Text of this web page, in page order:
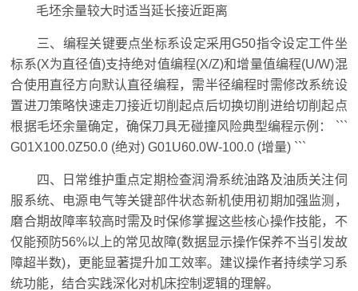
毛坯余量较大时适当延长接近距离
三、编程关键要点坐标系设定采用G50指令设定工件坐
标系(X为直径值)支持绝对值编程(X/Z)和增量值编程(U/W)混
合使用直径方向默认直径编程，需半径编程时需修改系统设
置进刀策略快速走刀接近切削起点后切换切削进给切削起点
根据毛坯余量确定，确保刀具无碰撞风险典型编程示例： ```
G01X100.0Z50.0 (绝对) G01U60.0W-100.0 (增量) ```
四、日常维护重点定期检查润滑系统油路及油质关注伺
服系统、电源电气等关键部件状态新机使用初期加强监测，
磨合期故障率较高时需及时保修掌握这些核心操作技能，不
仅能预防56%以上的常见故障(数据显示操作保养不当引发故
障超半数)，更能显著提升加工效率。建议操作者持续学习系
统功能，结合实践深化对机床控制逻辑的理解。